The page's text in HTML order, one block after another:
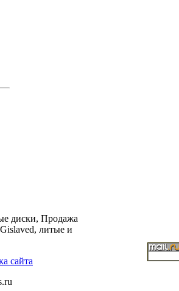
диски, Продажа
литые и
сайта